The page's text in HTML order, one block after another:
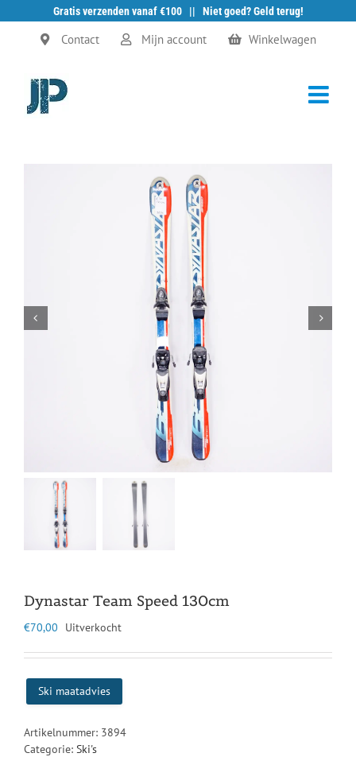
Gratis verzenden vanaf €100 || Niet goed? Geld terug!
Ga
Contact Mijn account Winkelwagen
Dynastar Team Speed 130cm
€70,00 Uitverkocht
Ski maatadvies
Artikelnummer: 3894
Categorie: Ski's